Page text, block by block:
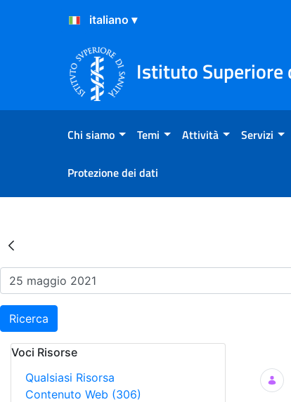
Salta al Contenuto
Salta al Footer
Istituto Superiore
Chi siamo Temi Attività Servizi
Protezione dei dati
Risultati della Ricerca -
Ricerca
Voci Risorse
Qualsiasi Risorsa
Contenuto Web (306)
Ricerca